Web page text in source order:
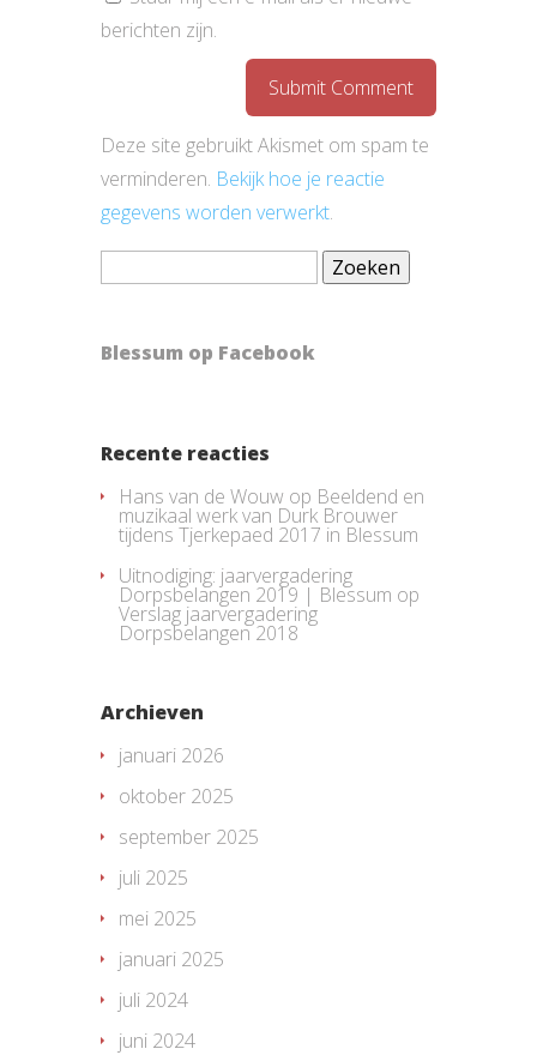
berichten zijn.
Deze site gebruikt Akismet om spam te
verminderen. Bekijk hoe je reactie
gegevens worden verwerkt.
Zoeken
Blessum op Facebook
Recente reacties
Hans van de Wouw op Beeldend en
muzikaal werk van Durk Brouwer
tijdens Tjerkepaed 2017 in Blessum
Uitnodiging: jaarvergadering
Dorpsbelangen 2019 | Blessum op
Verslag jaarvergadering
Dorpsbelangen 2018
Archieven
januari 2026
oktober 2025
september 2025
juli 2025
mei 2025
januari 2025
juli 2024
juni 2024